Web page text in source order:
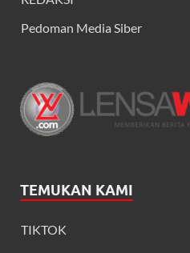
Pedoman Media Siber
TEMUKAN KAMI
TIKTOK